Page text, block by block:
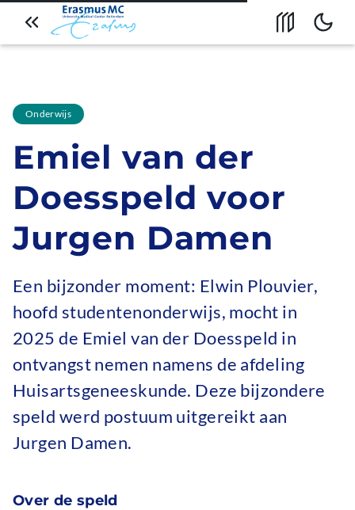
Naar artikeloverzicht Open
Emiel van der
Doesspeld voor
Jurgen Damen
Onderwijs
Een bijzonder moment: Elwin Plouvier,
hoofd studentenonderwijs, mocht in
2025 de Emiel van der Doesspeld in
ontvangst nemen namens de afdeling
Huisartsgeneeskunde. Deze bijzondere
speld werd postuum uitgereikt aan
Jurgen Damen.
Over de speld